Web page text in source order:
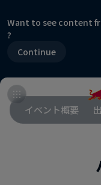
Want to see content
?
Continue
イベント概要